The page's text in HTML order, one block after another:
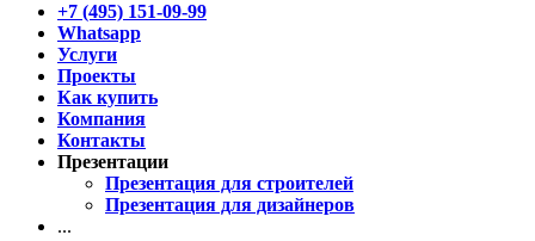
+7 (495) 151-09-99
Whatsapp
Услуги
Проекты
Как купить
Компания
Контакты
Презентации
Презентация для строителей
Презентация для дизайнеров
...